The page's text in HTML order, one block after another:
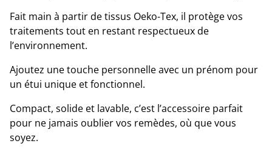
Fait main à partir de tissus Oeko-Tex, il protège vos
traitements tout en restant respectueux de
l’environnement.
Ajoutez une touche personnelle avec un prénom pour
un étui unique et fonctionnel.
Compact, solide et lavable, c’est l’accessoire parfait
pour ne jamais oublier vos remèdes, où que vous
soyez.